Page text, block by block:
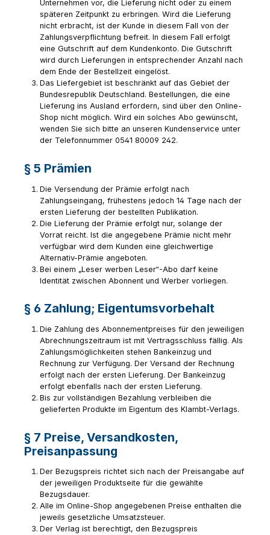
Unternehmen vor, die Lieferung nicht oder zu einem
späteren Zeitpunkt zu erbringen. Wird die Lieferung
nicht erbracht, ist der Kunde in diesem Fall von der
Zahlungsverpflichtung befreit. In diesem Fall erfolgt
eine Gutschrift auf dem Kundenkonto. Die Gutschrift
wird durch Lieferungen in entsprechender Anzahl nach
dem Ende der Bestellzeit eingelöst.
Das Liefergebiet ist beschränkt auf das Gebiet der
Bundesrepublik Deutschland. Bestellungen, die eine
Lieferung ins Ausland erfordern, sind über den Online-
Shop nicht möglich. Wird ein solches Abo gewünscht,
wenden Sie sich bitte an unseren Kundenservice unter
der Telefonnummer 0541 80009 242.
§ 5 Prämien
Die Versendung der Prämie erfolgt nach
Zahlungseingang, frühestens jedoch 14 Tage nach der
ersten Lieferung der bestellten Publikation.
Die Lieferung der Prämie erfolgt nur, solange der
Vorrat reicht. Ist die angegebene Prämie nicht mehr
verfügbar wird dem Kunden eine gleichwertige
Alternativ-Prämie angeboten.
Bei einem „Leser werben Leser“-Abo darf keine
Identität zwischen Abonnent und Werber vorliegen.
§ 6 Zahlung; Eigentumsvorbehalt
Die Zahlung des Abonnementpreises für den jeweiligen
Abrechnungszeitraum ist mit Vertragsschluss fällig. Als
Zahlungsmöglichkeiten stehen Bankeinzug und
Rechnung zur Verfügung. Der Versand der Rechnung
erfolgt nach der ersten Lieferung. Der Bankeinzug
erfolgt ebenfalls nach der ersten Lieferung.
Bis zur vollständigen Bezahlung verbleiben die
gelieferten Produkte im Eigentum des Klambt-Verlags.
§ 7 Preise, Versandkosten,
Preisanpassung
Der Bezugspreis richtet sich nach der Preisangabe auf
der jeweiligen Produktseite für die gewählte
Bezugsdauer.
Alle im Online-Shop angegebenen Preise enthalten die
jeweils gesetzliche Umsatzsteuer.
Der Verlag ist berechtigt, den Bezugspreis